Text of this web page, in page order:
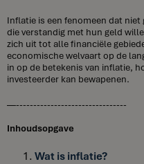
Inflatie is een fenomeen dat
die verstandig met hun geld
zich uit tot alle financiële
economische welvaart op de
in op de betekenis van inflatie,
investeerder kan bewapenen.
—--------------------------------
Inhoudsopgave
Wat is inflatie?